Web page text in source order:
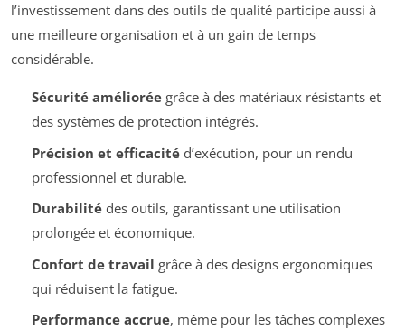
l’investissement dans des outils de qualité participe aussi à
une meilleure organisation et à un gain de temps
considérable.
Sécurité amélioréegrâce à des matériaux résistants et
des systèmes de protection intégrés.
Précision et efficacitéd’exécution, pour un rendu
professionnel et durable.
Durabilitédes outils, garantissant une utilisation
prolongée et économique.
Confort de travail grâce à des designs ergonomiques
qui réduisent la fatigue.
Performance accrue, même pour les tâches complexes